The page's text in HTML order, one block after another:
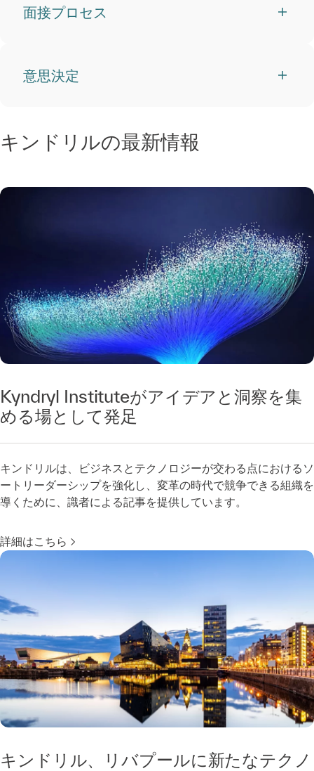
面接プロセス
意思決定
キンドリルの最新情報
Kyndryl Instituteがアイデアと洞察を集
める場として発足
キンドリルは、ビジネスとテクノロジーが交わる点におけるソ
ートリーダーシップを強化し、変革の時代で競争できる組織を
導くために、識者による記事を提供しています。
詳細はこちら
キンドリル、リバプールに新たなテクノ